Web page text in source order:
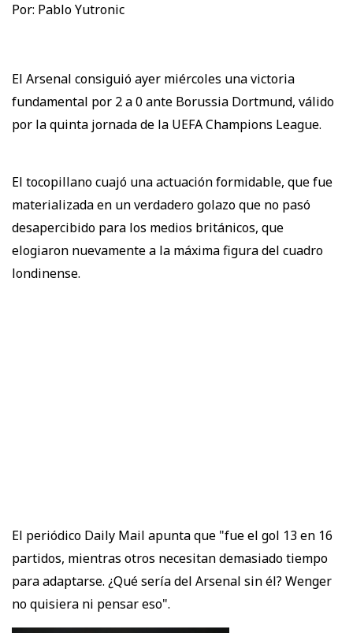
Por: Pablo Yutronic
El Arsenal consiguió ayer miércoles una victoria
fundamental por 2 a 0 ante Borussia Dortmund, válido
por la quinta jornada de la UEFA Champions League.
El tocopillano cuajó una actuación formidable, que fue
materializada en un verdadero golazo que no pasó
desapercibido para los medios británicos, que
elogiaron nuevamente a la máxima figura del cuadro
londinense.
El periódico Daily Mail apunta que "fue el gol 13 en 16
partidos, mientras otros necesitan demasiado tiempo
para adaptarse. ¿Qué sería del Arsenal sin él? Wenger
no quisiera ni pensar eso".